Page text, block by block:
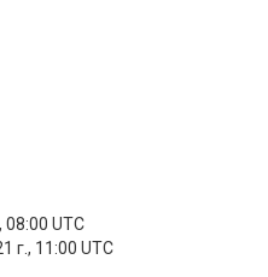
08:00 UTC
г., 11:00 UTC